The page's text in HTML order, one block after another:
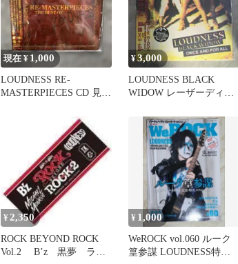
現在 ¥ 1,000
LOUDNESS RE-
MASTERPIECES CD 見本
¥3,000
LOUDNESS BLACK
WIDOW レーザーディス
¥ 2,350
ROCK BEYOND ROCK
Vol.2 B’z 黒夢 ラウ
¥ 1,000
WeROCK vol.060 ルーク
篁参謀 LOUDNESS特集